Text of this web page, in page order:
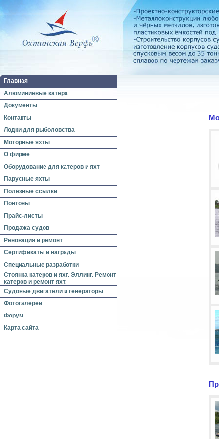
Главная
Алюминиевые катера
Документы
Контакты
Лодки для рыболовства
Моторные яхты
О фирме
Оборудование для катеров и яхт
Парусные яхты
Полезные ссылки
Понтоны
Прайс-листы
Продажа судов
Реновация и ремонт
Сертификаты и награды
Специальные разработки
Стоянка катеров и яхт. Эллинг. Ремонт
катеров и ремонт яхт.
Судовые двигатели и генераторы
Фотогалереи
Форум
Карта сайта